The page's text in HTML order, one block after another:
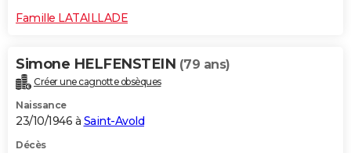
Famille LATAILLADE
Simone HELFENSTEIN (79 ans)
Créer une cagnotte obsèques
Naissance
23/10/1946 à Saint-Avold
Décès